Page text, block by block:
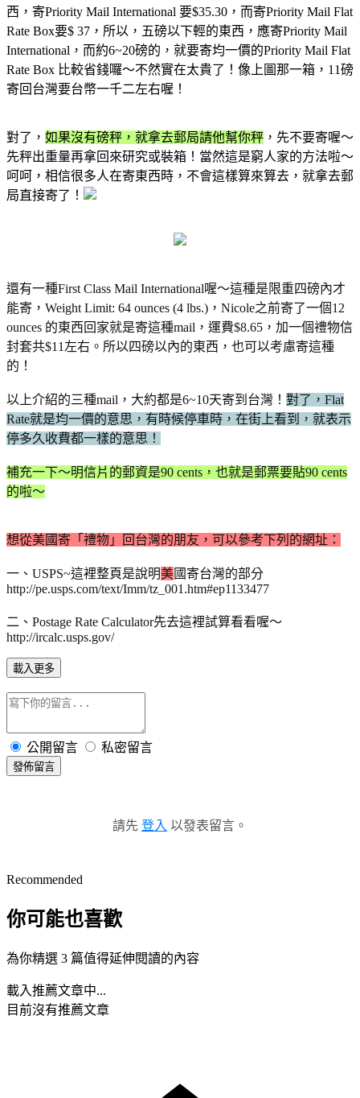
西，寄Priority Mail International 要$35.30，而寄Priority Mail Flat
Rate Box要$ 37，所以，五磅以下輕的東西，應寄Priority Mail
International，而約6~20磅的，就要寄均一價的Priority Mail Flat
Rate Box 比較省錢囉～不然實在太貴了！像上圖那一箱，11磅
寄回台灣要台幣一千二左右喔！
對了， 如果沒有磅秤，就拿去郵局請他幫你秤 ，先不要寄喔～
先秤出重量再拿回來研究或裝箱！當然這是窮人家的方法啦～
呵呵，相信很多人在寄東西時，不會這樣算來算去，就拿去郵
局直接寄了！
還有一種First Class Mail International喔～這種是限重四磅內才
能寄 ，Weight Limit: 64 ounces (4 lbs.)，Nicole之前寄了一個12
ounces 的東西回家就是寄這種mail，運費$8.65，加一個禮物信
封套共$11左右。所以四磅以內的東西，也可以考慮寄這種
的！
以上介紹的三種mail，大約都是6~10天寄到台灣！ 對了，Flat
Rate就是均一價的意思，有時候停車時，在街上看到，就表示
停多久收費都一樣的意思！
補充一下～明信片的郵資是90 cents，也就是郵票要貼90 cents
的啦～
想從美國寄「禮物」回台灣的朋友，可以參考下列的網址：
一、USPS~這裡整頁是說明美國寄台灣的部分
http://pe.usps.com/text/Imm/tz_001.htm#ep1133477
二、Postage Rate Calculator先去這裡試算看看喔～
http://ircalc.usps.gov/
載入更多
公開留言 私密留言
發佈留言
請先 登入 以發表留言。
Recommended
你可能也喜歡
為你精選 3 篇值得延伸閱讀的內容
載入推薦文章中...
目前沒有推薦文章